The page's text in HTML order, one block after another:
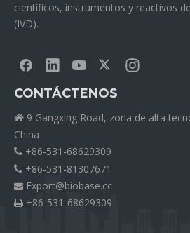
científicos, instrumentos y reactivos
(IVD).
CONTÁCTENOS
 9 Gangxing Road, zona de alta
China
 +86-531-68629309
 +86-531-81307671
 Export@biobase.cc
 +86-531-68629309